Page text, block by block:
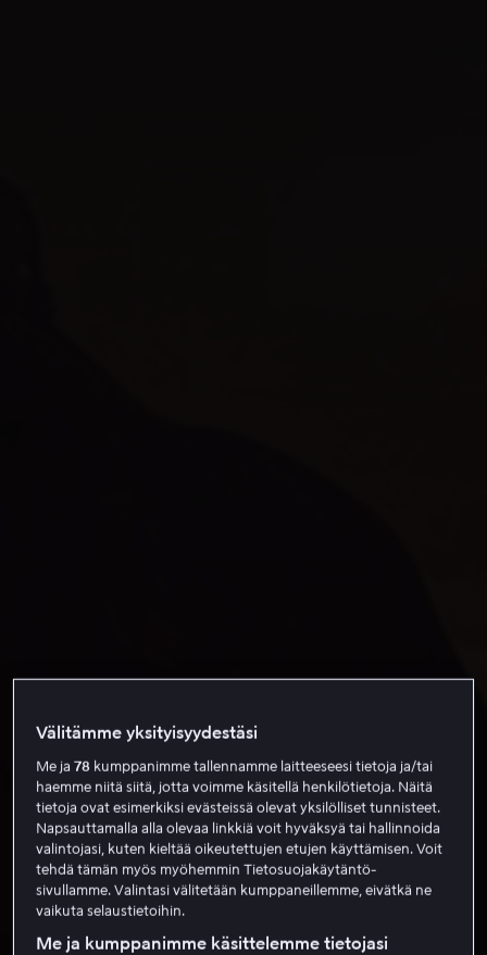
Välitämme yksityisyydestäsi
Me ja78 kumppanimme tallennamme laitteeseesi tietoja ja/tai
haemme niitä siitä, jotta voimme käsitellä henkilötietoja. Näitä
tietoja ovat esimerkiksi evästeissä olevat yksilölliset tunnisteet.
Napsauttamalla alla olevaa linkkiä voit hyväksyä tai hallinnoida
valintojasi, kuten kieltää oikeutettujen etujen käyttämisen. Voit
tehdä tämän myös myöhemmin Tietosuojakäytäntö-
sivullamme. Valintasi välitetään kumppaneillemme, eivätkä ne
vaikuta selaustietoihin.
Me ja kumppanimme käsittelemme tietojasi